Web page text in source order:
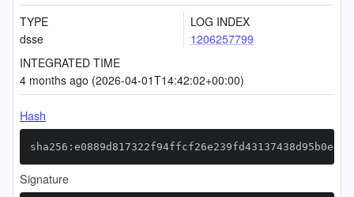
TYPE
dsse
LOG INDEX
1206257799
INTEGRATED TIME
4 months ago (2026-04-01T14:42:02+00:00)
Hash
Signature